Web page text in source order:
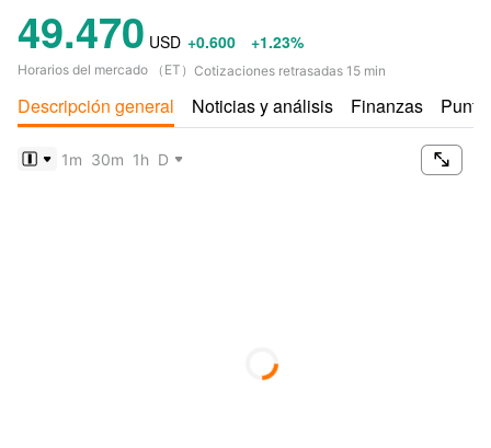
49.470 USD +0.600 +1.23%
Horarios del mercado （ ET ） Cotizaciones retrasadas 15 min
Descripción general Noticias y análisis Finanzas

1m 30m 1h D